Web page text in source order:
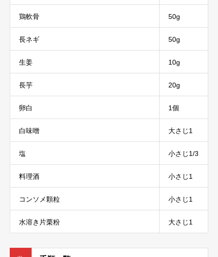
鶏軟骨 50g
長ネギ 50g
生姜 10g
長芋 20g
卵白 1個
白味噌 大さじ1
塩 小さじ1/3
料理酒 小さじ1
コンソメ顆粒 小さじ1
水溶き片栗粉 大さじ1